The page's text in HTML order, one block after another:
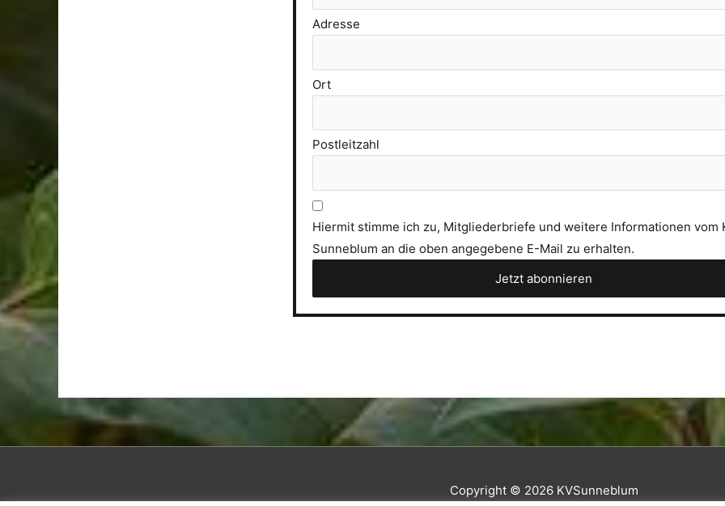
Adresse
Ort
Postleitzahl
Hiermit stimme ich zu, Mitgliederbriefe und weitere Informationen vom
Sunneblum an die oben angegebene E-Mail zu erhalten.
Copyright © 2026 KVSunneblum